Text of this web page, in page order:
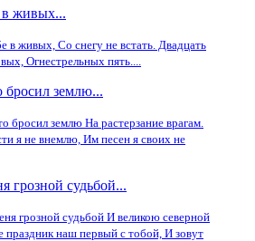
в живых...
в живых, Со снегу не встать. Двадцать
Огнестрельных пять....
бросил землю...
бросил землю На растерзание врагам.
я не внемлю, Им песен я своих не
грозной судьбой...
грозной судьбой И великою северной
праздник наш первый с тобой, И зовут